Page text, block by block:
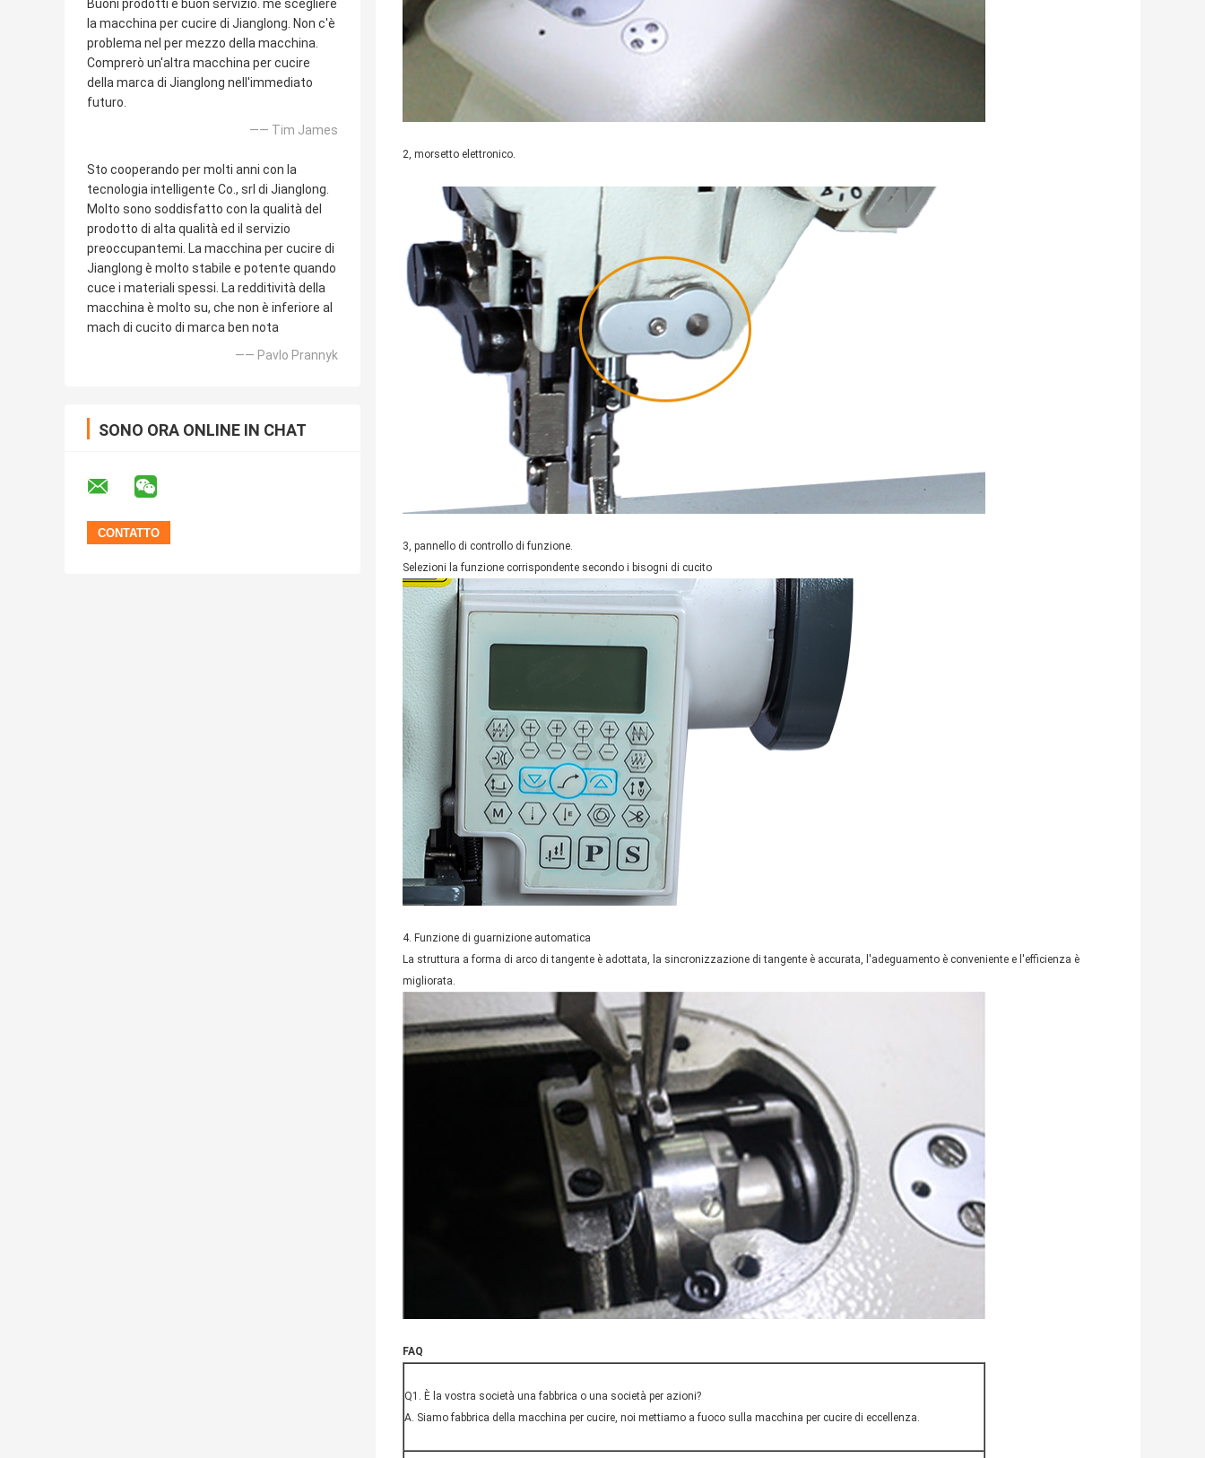
Buoni prodotti e buon servizio. me scegliere
la macchina per cucire di Jianglong. Non c'è
problema nel per mezzo della macchina.
Comprerò un'altra macchina per cucire
della marca di Jianglong nell'immediato
futuro.
—— Tim James
Sto cooperando per molti anni con la
tecnologia intelligente Co., srl di Jianglong.
Molto sono soddisfatto con la qualità del
prodotto di alta qualità ed il servizio
preoccupantemi. La macchina per cucire di
Jianglong è molto stabile e potente quando
cuce i materiali spessi. La redditività della
macchina è molto su, che non è inferiore al
mach di cucito di marca ben nota
—— Pavlo Prannyk
SONO ORA ONLINE IN CHAT
2, morsetto elettronico.
3, pannello di controllo di funzione.
Selezioni la funzione corrispondente secondo i bisogni di cucito
4. Funzione di guarnizione automatica
La struttura a forma di arco di tangente è adottata, la sincronizzazione di tangente è accurata, l'adeguamento è conveniente e l'efficienza è
migliorata.
FAQ
Q1. È la vostra società una fabbrica o una società per azioni?
A. Siamo fabbrica della macchina per cucire, noi mettiamo a fuoco sulla macchina per cucire di eccellenza.